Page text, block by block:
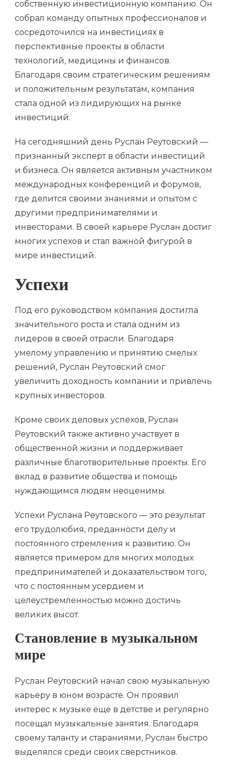
собственную инвестиционную компанию. Он
собрал команду опытных профессионалов и
сосредоточился на инвестициях в
перспективные проекты в области
технологий, медицины и финансов.
Благодаря своим стратегическим решениям
и положительным результатам, компания
стала одной из лидирующих на рынке
инвестиций.
На сегодняшний день Руслан Реутовский —
признанный эксперт в области инвестиций
и бизнеса. Он является активным участником
международных конференций и форумов,
где делится своими знаниями и опытом с
другими предпринимателями и
инвесторами. В своей карьере Руслан достиг
многих успехов и стал важной фигурой в
мире инвестиций.
Успехи
Под его руководством компания достигла
значительного роста и стала одним из
лидеров в своей отрасли. Благодаря
умелому управлению и принятию смелых
решений, Руслан Реутовский смог
увеличить доходность компании и привлечь
крупных инвесторов.
Кроме своих деловых успехов, Руслан
Реутовский также активно участвует в
общественной жизни и поддерживает
различные благотворительные проекты. Его
вклад в развитие общества и помощь
нуждающимся людям неоценимы.
Успехи Руслана Реутовского — это результат
его трудолюбия, преданности делу и
постоянного стремления к развитию. Он
является примером для многих молодых
предпринимателей и доказательством того,
что с постоянным усердием и
целеустремленностью можно достичь
великих высот.
Становление в музыкальном
мире
Руслан Реутовский начал свою музыкальную
карьеру в юном возрасте. Он проявил
интерес к музыке еще в детстве и регулярно
посещал музыкальные занятия. Благодаря
своему таланту и стараниями, Руслан быстро
выделялся среди своих сверстников.